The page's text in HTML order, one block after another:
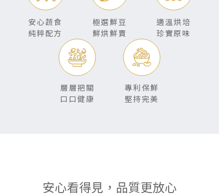
安心蔬食
純粹配方
極選鮮豆
鮮烘鮮賣
適溫烘培
珍實原味
層層把關
口口健康
專利保鮮
堅持完美
安心看得見，品質更放心